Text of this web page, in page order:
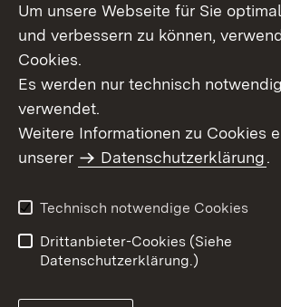
Themenübersicht
Barrierefreiheit
Um unsere Webseite für Sie
und verbessern zu können,
Cookies.
Es werden nur technisch
verwendet.
Weitere Informationen zu Cookies
unserer
Datenschutzerklärung.
Technisch notwendige Cookies
Drittanbieter-Cookies (Siehe
Datenschutzerklärung.)